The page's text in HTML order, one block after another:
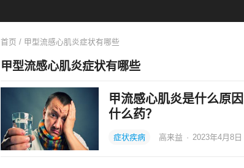
首页 / 甲型流感心肌炎症状有哪些
甲型流感心肌炎症状有哪些
甲流感心肌炎是什么原
什么药？
症状疾病 高来益 · 2023年4月8日